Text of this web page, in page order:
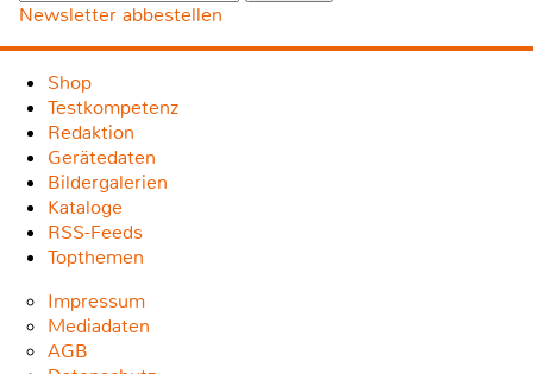
Newsletter abbestellen
Shop
Testkompetenz
Redaktion
Gerätedaten
Bildergalerien
Kataloge
RSS-Feeds
Topthemen
Impressum
Mediadaten
AGB